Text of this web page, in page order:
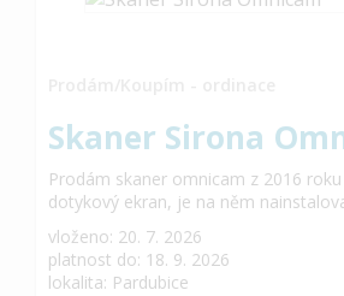
Skaner Sirona
Prodám skaner omnicam z 2016
dotykový ekran, je na něm
vloženo: 20. 7. 2026
platnost do: 18. 9. 2026
lokalita: Pardubice